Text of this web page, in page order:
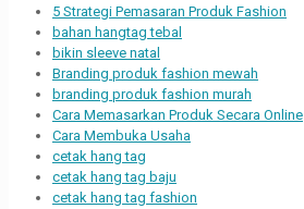
5 Strategi Pemasaran Produk Fashion
bahan hangtag tebal
bikin sleeve natal
Branding produk fashion mewah
branding produk fashion murah
Cara Memasarkan Produk Secara Online
Cara Membuka Usaha
cetak hang tag
cetak hang tag baju
cetak hang tag fashion